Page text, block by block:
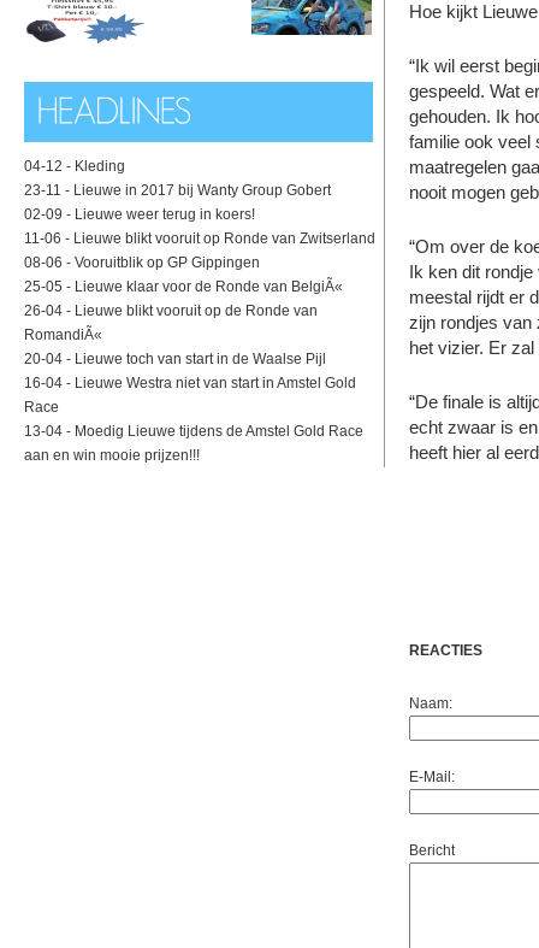
04-12 - Kleding
23-11 - Lieuwe in 2017 bij Wanty Group Gobert
02-09 - Lieuwe weer terug in koers!
11-06 - Lieuwe blikt vooruit op Ronde van Zwitserland
08-06 - Vooruitblik op GP Gippingen
25-05 - Lieuwe klaar voor de Ronde van BelgiÃ«
26-04 - Lieuwe blikt vooruit op de Ronde van
RomandiÃ«
20-04 - Lieuwe toch van start in de Waalse Pijl
16-04 - Lieuwe Westra niet van start in Amstel Gold
Race
13-04 - Moedig Lieuwe tijdens de Amstel Gold Race
aan en win mooie prijzen!!!
Hoe kijkt
“Ik wil eerst
gespeeld. Wat
gehouden. Ik
familie ook veel
maatregelen
nooit mogen
“Om over de
Ik ken dit
meestal rijdt er
zijn rondjes van
het vizier. Er
“De finale is
echt zwaar is
heeft hier al
REACTIES
Naam:
E-Mail:
Bericht